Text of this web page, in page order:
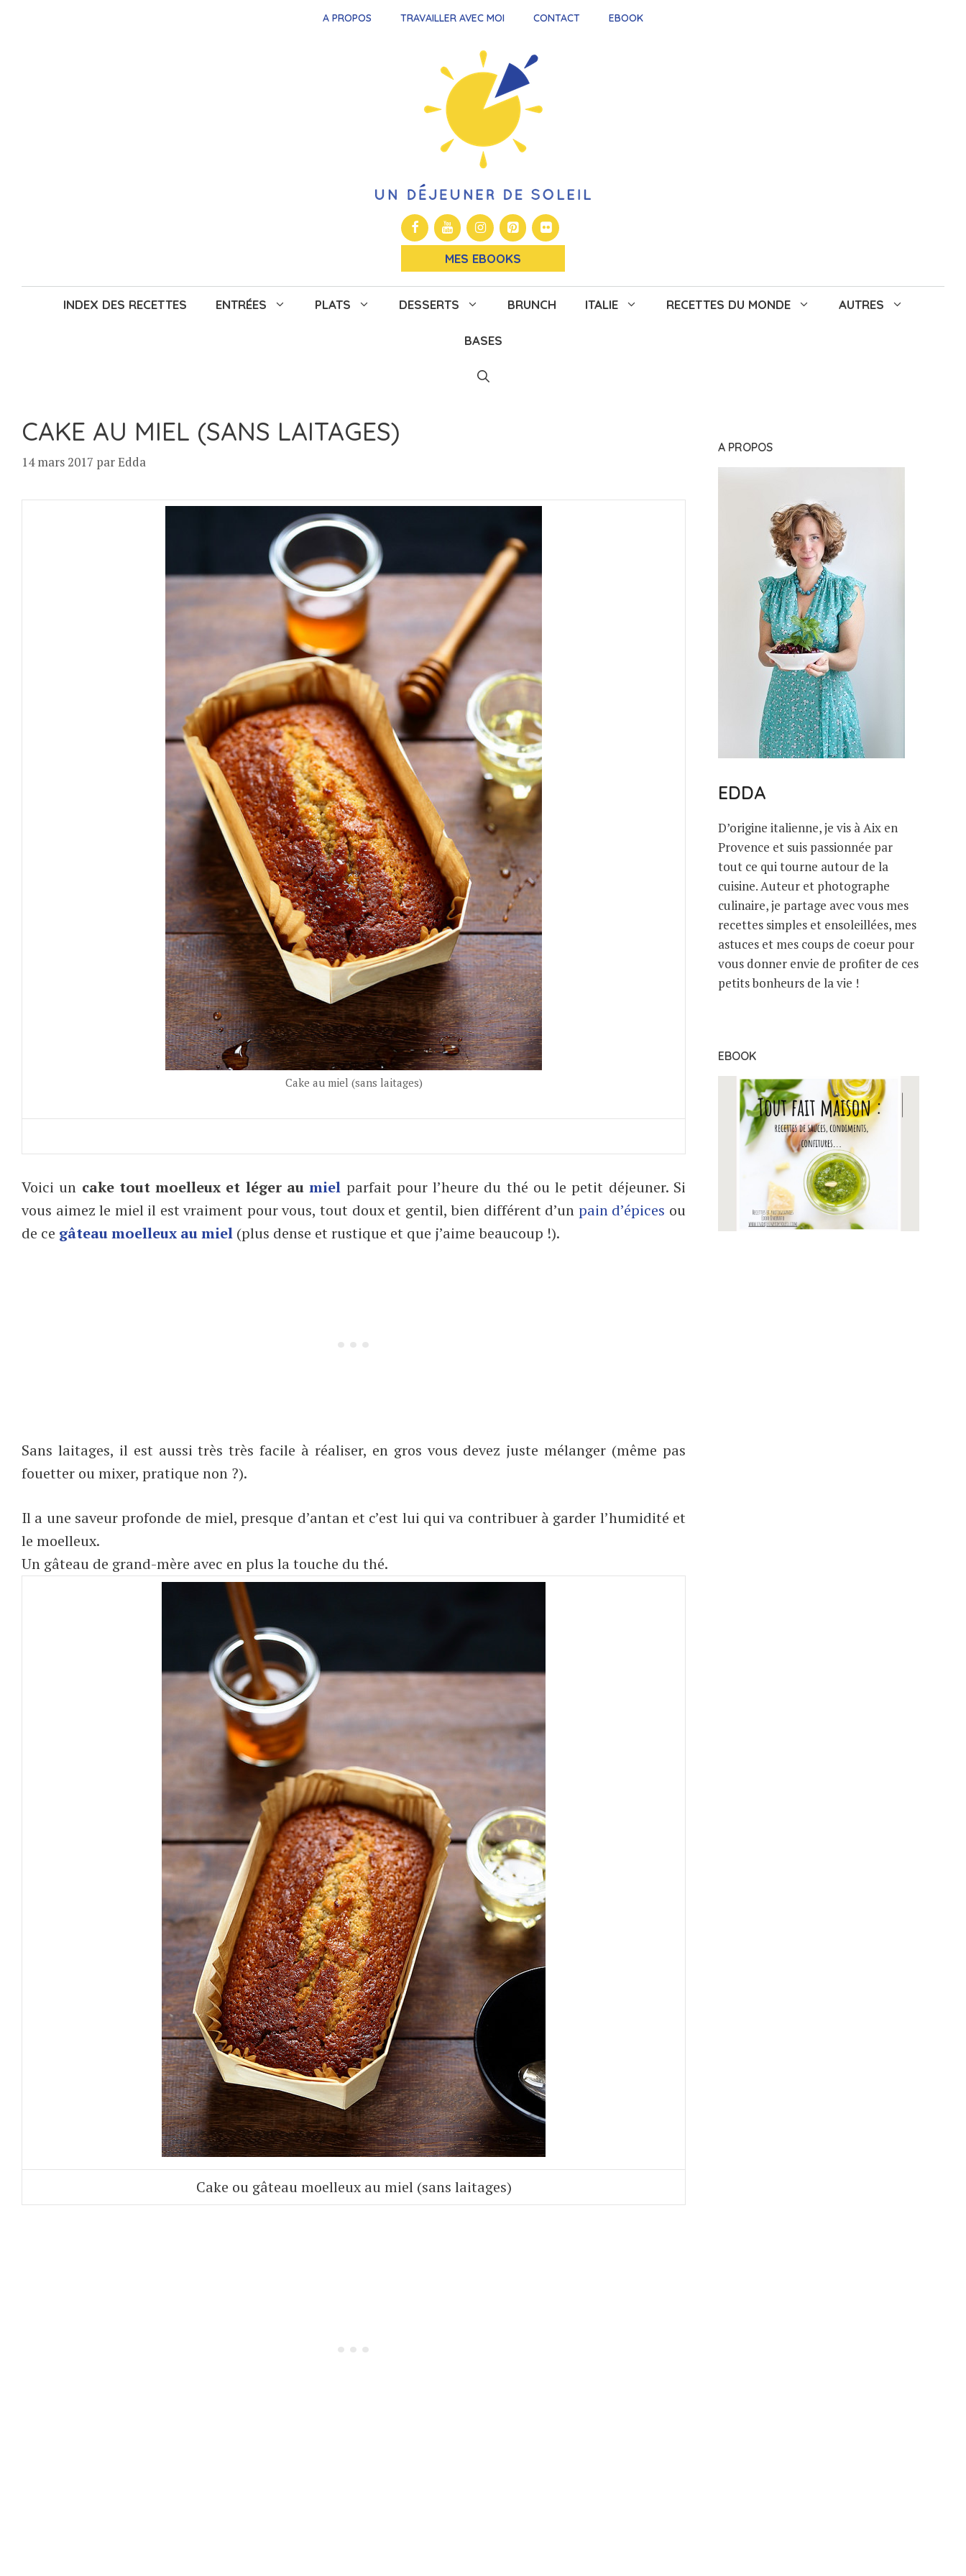
A PROPOS TRAVAILLER AVEC MOI CONTACT EBOOK
MES EBOOKS
INDEX DES RECETTES ENTRÉES PLATS DESSERTS BRUNCH ITALIE RECETTES DU MONDE AUTRES
BASES
CAKE AU MIEL (SANS LAITAGES)
14 mars 2017 parEdda
Cake au miel (sans laitages)
Voici un cake tout moelleux et léger aumiel parfait pour l’heure du thé ou le petit déjeuner. Si
vous aimez le miel il est vraiment pour vous, tout doux et gentil, bien différent d’un pain d’épices ou
de ce gâteau moelleux au miel (plus dense et rustique et que j’aime beaucoup !).
Sans laitages, il est aussi très très facile à réaliser, en gros vous devez juste mélanger (même pas
fouetter ou mixer, pratique non ?).
Il a une saveur profonde de miel, presque d’antan et c’est lui qui va contribuer à garder l’humidité et
le moelleux.
Un gâteau de grand-mère avec en plus la touche du thé.
Cake ou gâteau moelleux au miel (sans laitages)
A PROPOS
EDDA
D’origine italienne, je vis à Aix en
Provence et suis passionnée par
tout ce qui tourne autour de la
cuisine. Auteur et photographe
culinaire, je partage avec vous mes
recettes simples et ensoleillées, mes
astuces et mes coups de coeur pour
vous donner envie de profiter de ces
petits bonheurs de la vie !
EBOOK